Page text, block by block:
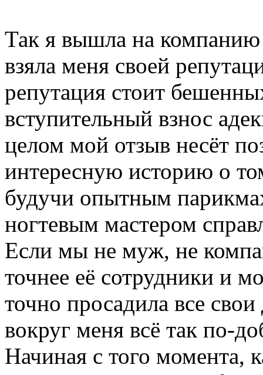
Так я вышла на
взяла меня своей
репутация стоит
вступительный взнос
целом мой отзыв несёт
интересную историю о
будучи опытным
ногтевым мастером
Если мы не муж, не
точнее её сотрудники и
точно просадила все
вокруг меня всё так по-
Начиная с того момента,